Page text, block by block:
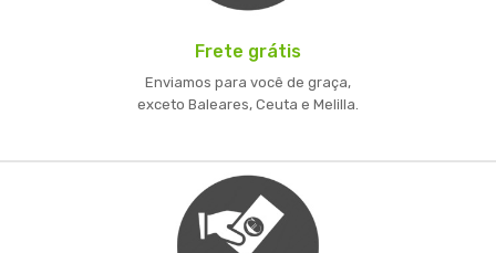
Frete grátis
Enviamos para você de graça,
exceto Baleares, Ceuta e Melilla.